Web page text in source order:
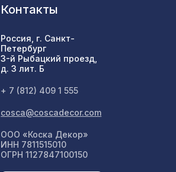
Контакты
Россия, г. Санкт-
Петербург
3-й Рыбацкий проезд,
д. 3 лит. Б
+ 7 (812) 409 1 555
cosca@coscadecor.com
ООО «Коска Декор»
ИНН 7811515010
ОГРН 1127847100150